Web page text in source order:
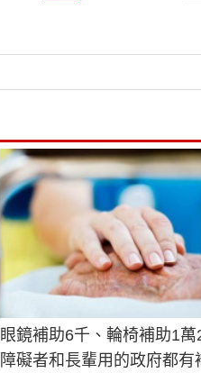
眼鏡補助6千、輪椅補助1萬
障礙者和長輩用的政府都有